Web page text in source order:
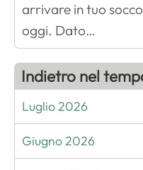
arrivare in tuo
oggi. Dato…
Indietro nel
Luglio 2026
Giugno 2026